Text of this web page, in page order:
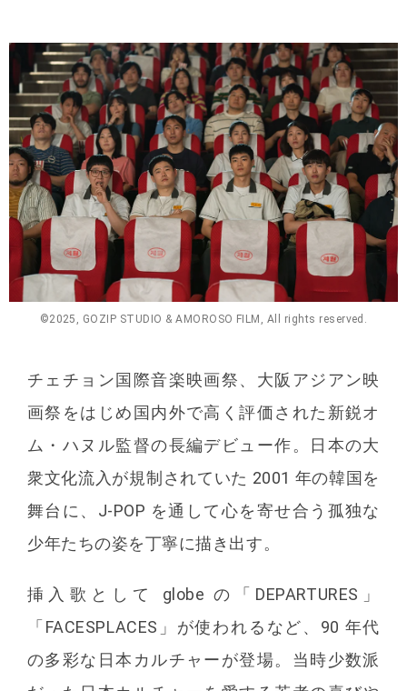
©2025, GOZIP STUDIO & AMOROSO FILM, All rights reserved.
チェチョン国際⾳楽映画祭、⼤阪アジアン映
画祭をはじめ国内外で⾼く評価された新鋭オ
ム・ハヌル監督の⻑編デビュー作。⽇本の⼤
衆⽂化流⼊が規制されていた 2001 年の韓国を
舞台に、J-POP を通して⼼を寄せ合う孤独な
少年たちの姿を丁寧に描き出す。
挿⼊歌として globe の「DEPARTURES」
「FACESPLACES」が使われるなど、90 年代
の多彩な⽇本カルチャーが登場。当時少数派